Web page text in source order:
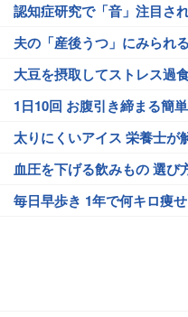
認知症研究で「音」注目さ
夫の「産後うつ」にみられ
大豆を摂取してストレス過
1日10回 お腹引き締まる簡
太りにくいアイス 栄養士が
血圧を下げる飲みもの 選び
毎日早歩き 1年で何キロ痩